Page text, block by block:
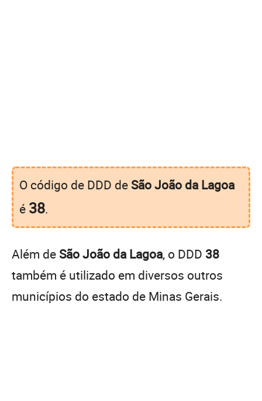
O código de DDD de São João da Lagoa
é 38.
Além de São João da Lagoa, o DDD 38
também é utilizado em diversos outros
municípios do estado de Minas Gerais.